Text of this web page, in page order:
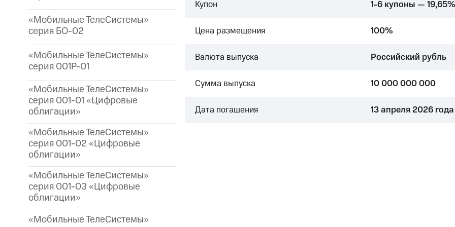
«Мобильные ТелеСистемы»
серия БО-02
«Мобильные ТелеСистемы»
серия 001P-01
«Мобильные ТелеСистемы»
серия 001-01 «Цифровые
облигации»
«Мобильные ТелеСистемы»
серия 001-02 «Цифровые
облигации»
«Мобильные ТелеСистемы»
серия 001-03 «Цифровые
облигации»
«Мобильные ТелеСистемы»
Купон 1-6 купоны — 19,65%
Цена размещения 100%
Валюта выпуска Российский рубль
Сумма выпуска 10 000 000 000
Дата погашения 13 апреля 2026 года